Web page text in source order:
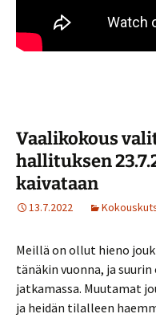
Vaalikokous
hallituksen
kaivataan
13.7.2022
Meillä on ollut hieno
tänäkin vuonna, ja
jatkamassa. Muutamat
ja heidän tilalleen